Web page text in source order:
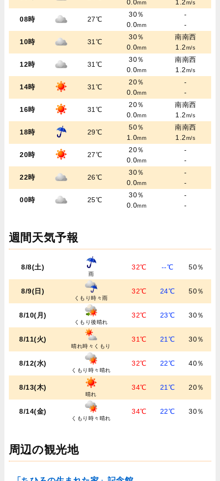
0.0mm
1.2m/s
08時 27℃
30％
0.0mm
-
-
10時 31℃
30％
0.0mm
南南西
1.2m/s
12時 31℃
30％
0.0mm
南南西
1.2m/s
14時 31℃
20％
0.0mm
-
-
16時 31℃
20％
0.0mm
南南西
1.2m/s
18時 29℃
50％
1.0mm
南南西
1.2m/s
20時 27℃
20％
0.0mm
-
-
22時 26℃
30％
0.0mm
-
-
00時 25℃
30％
0.0mm
-
-
週間天気予報
8/8(土)
雨
32℃ --℃ 50％
8/9(日)
くもり時々雨
32℃ 24℃ 50％
8/10(月)
くもり後晴れ
32℃ 23℃ 30％
8/11(火)
晴れ時々くもり
31℃ 21℃ 30％
8/12(水)
くもり時々晴れ
32℃ 22℃ 40％
8/13(木)
晴れ
34℃ 21℃ 20％
8/14(金)
くもり時々晴れ
34℃ 22℃ 30％
周辺の観光地